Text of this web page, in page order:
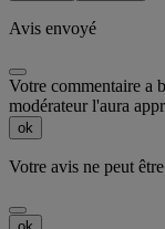
Avis envoyé
Votre commentaire a
modérateur l'aura
ok
Votre avis ne peut